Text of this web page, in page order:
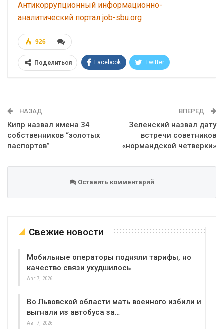
Антикоррупционный информационно-
аналитический портал job-sbu.org
926
Поделиться Facebook Twitter
НАЗАД
Кипр назвал имена 34
собственников “золотых
паспортов”
ВПЕРЕД
Зеленский назвал дату
встречи советников
«нормандской четверки»
Оставить комментарий
Свежие новости
Мобильные операторы подняли тарифы, но
качество связи ухудшилось
Авг 7, 2026
Во Львовской области мать военного избили и
выгнали из автобуса за…
Авг 7, 2026